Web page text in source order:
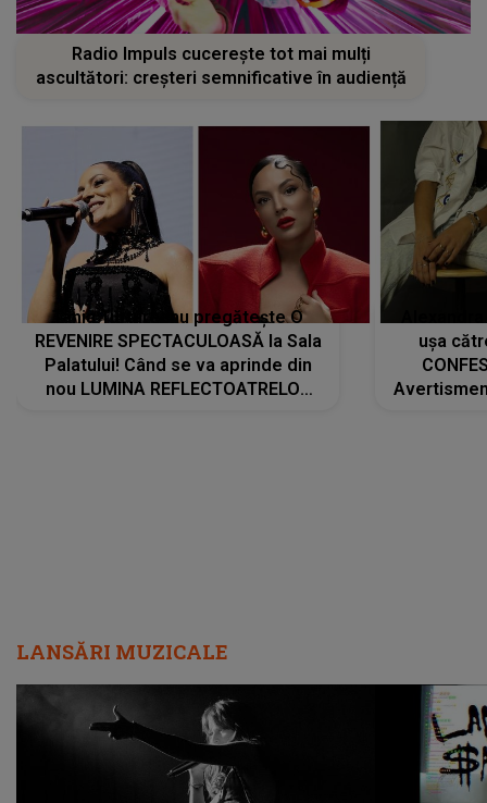
Radio Impuls cucerește tot mai mulți
ascultători: creșteri semnificative în audiență
Tania Turtureanu pregătește O
REVENIRE SPECTACULOASĂ la Sala
Palatului! Când se va aprinde din
nou LUMINA REFLECTOATRELOR
ușa
LANSĂRI MUZICALE